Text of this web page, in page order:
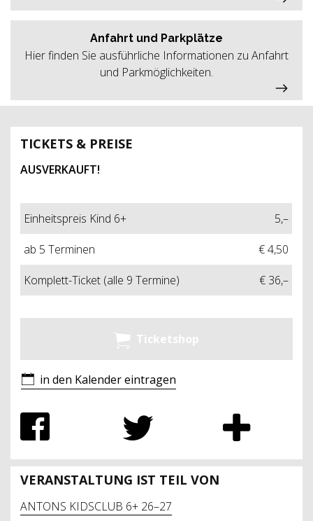
TICKETS & PREISE
AUSVERKAUFT!
Einheitspreis Kind 6+
5,–
ab 5 Terminen
€ 4,50
Komplett-Ticket (alle 9 Termine)
€ 36,–
Ticketshop
in den Kalender eintragen
VERANSTALTUNG IST TEIL VON
ANTONS KIDSCLUB 6+ 26–27
Anfahrt und Parkplätze
Hier finden Sie ausführliche Informationen zu Anfahrt
und Parkmöglichkeiten.